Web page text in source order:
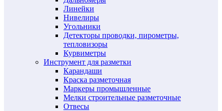
Линейки
Нивелиры
Угольники
Детекторы проводки, пирометры,
тепловизоры
Курвиметры
Инструмент для разметки
Карандаши
Краска разметочная
Маркеры промышленные
Мелки строительные разметочные
Отвесы